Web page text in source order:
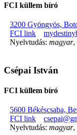
FCI küllem bíró
3200 Gyöngyös,
FCI link
Nyelvtudás: magyar,
Csépai István
FCI küllem bíró
5600 Békéscsaba,
FCI link
Nyelvtudás: magyar,